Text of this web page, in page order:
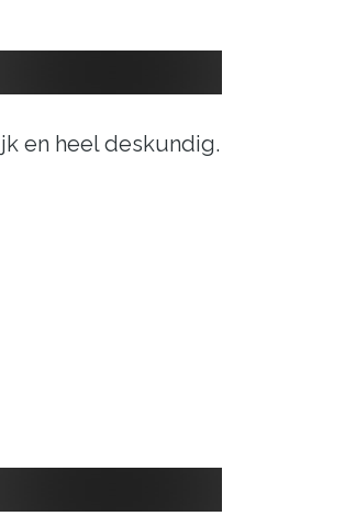
en heel deskundig.